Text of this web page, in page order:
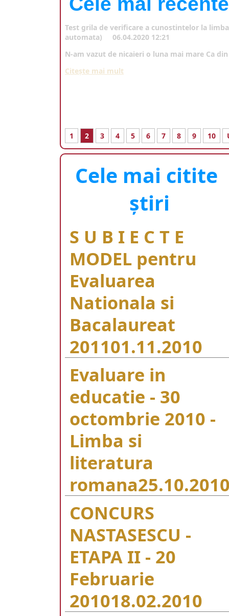
Test grila de verificare a cunostintelor la
automata) 06.04.2020 12:21
N-am vazut de nicaieri o luna mai mare Ca
Citeşte mai mult
1 2 3 4 5 6 7 8 9 10
Cele mai citite
ştiri
S U B I E C T E
MODEL pentru
Evaluarea
Nationala si
Bacalaureat
201101.11.2010
Evaluare in
educatie - 30
octombrie 2010 -
Limba si
literatura
romana
CONCURS
NASTASESCU -
ETAPA II - 20
Februarie
201018.02.2010